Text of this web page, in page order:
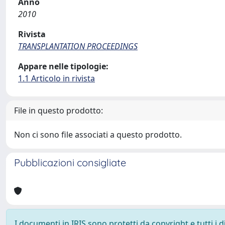
2010
Rivista
TRANSPLANTATION PROCEEDINGS
Appare nelle tipologie:
1.1 Articolo in rivista
File in questo prodotto:
Non ci sono file associati a questo prodotto.
Pubblicazioni consigliate